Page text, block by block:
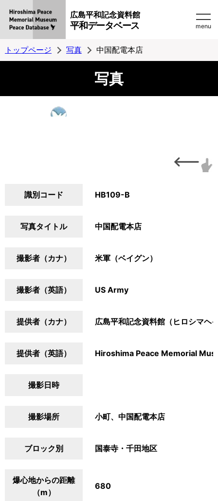
広島平和記念資料館
平和データベース menu
トップページ 写真 中国配電本店
写真
識別コード HB109-B
写真タイトル 中国配電本店
撮影者（カナ） 米軍（ベイグン）
撮影者（英語） US Army
提供者（カナ） 広島平和記念資料館（ヒロシマヘ
提供者（英語） Hiroshima Peace Memorial
撮影日時
撮影場所 小町、中国配電本店
ブロック別 国泰寺・千田地区
爆心地からの距離
（m）
680